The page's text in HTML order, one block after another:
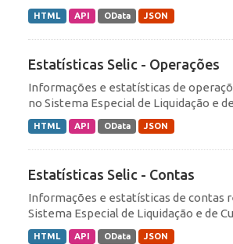
HTML API OData JSON
Estatísticas Selic - Operações
Informações e estatísticas de
no Sistema Especial de Liquidação e
HTML API OData JSON
Estatísticas Selic - Contas
Informações e estatísticas de contas
Sistema Especial de Liquidação e de
HTML API OData JSON